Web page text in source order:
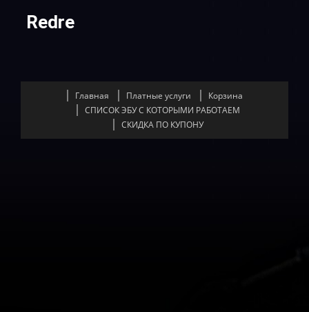
Redre
Главная Платные услуги
Корзина
СПИСОК ЭБУ С КОТОРЫМИ РАБОТАЕМ
СКИДКА ПО КУПОНУ